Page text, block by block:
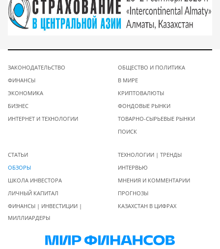
ЗАКОНОДАТЕЛЬСТВО
ФИНАНСЫ
ЭКОНОМИКА
БИЗНЕС
ИНТЕРНЕТ И ТЕХНОЛОГИИ
ОБЩЕСТВО И ПОЛИТИКА
В МИРЕ
КРИПТОВАЛЮТЫ
ФОНДОВЫЕ РЫНКИ
ТОВАРНО-СЫРЬЕВЫЕ РЫНКИ
ПОИСК
СТАТЬИ
ОБЗОРЫ
ШКОЛА ИНВЕСТОРА
ЛИЧНЫЙ КАПИТАЛ
ФИНАНСЫ | ИНВЕСТИЦИИ |
МИЛЛИАРДЕРЫ
ТЕХНОЛОГИИ | ТРЕНДЫ
ИНТЕРВЬЮ
МНЕНИЯ И КОММЕНТАРИИ
ПРОГНОЗЫ
КАЗАХСТАН В ЦИФРАХ